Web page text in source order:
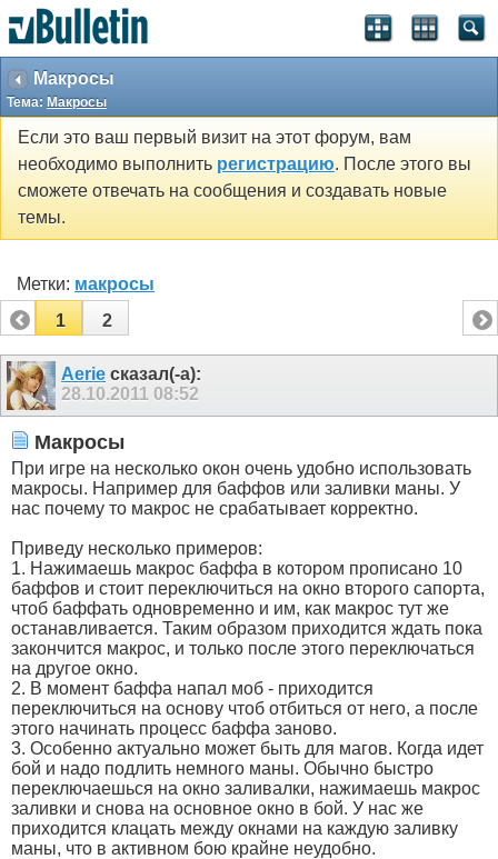
Макросы
Тема: Макросы
Если это ваш первый визит на этот форум, вам
необходимо выполнить регистрацию. После этого вы
сможете отвечать на сообщения и создавать новые
темы.
Метки: макросы
1
2
Aerie сказал(-а):
28.10.2011 08:52
Макросы
При игре на несколько окон очень удобно использовать
макросы. Например для баффов или заливки маны. У
нас почему то макрос не срабатывает корректно.
Приведу несколько примеров:
1. Нажимаешь макрос баффа в котором прописано 10
баффов и стоит переключиться на окно второго сапорта,
чтоб баффать одновременно и им, как макрос тут же
останавливается. Таким образом приходится ждать пока
закончится макрос, и только после этого переключаться
на другое окно.
2. В момент баффа напал моб - приходится
переключиться на основу чтоб отбиться от него, а после
этого начинать процесс баффа заново.
3. Особенно актуально может быть для магов. Когда идет
бой и надо подлить немного маны. Обычно быстро
переключаешься на окно заливалки, нажимаешь макрос
заливки и снова на основное окно в бой. У нас же
приходится клацать между окнами на каждую заливку
маны, что в активном бою крайне неудобно.